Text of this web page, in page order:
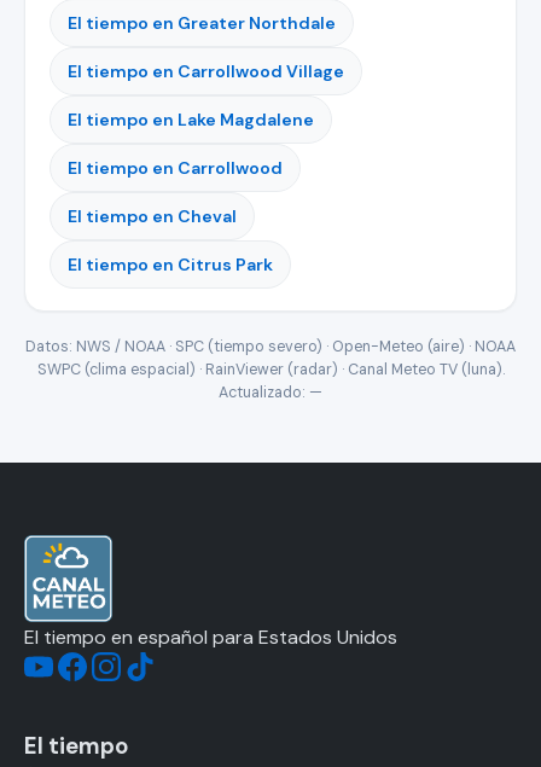
El tiempo en Greater Northdale
El tiempo en Carrollwood Village
El tiempo en Lake Magdalene
El tiempo en Carrollwood
El tiempo en Cheval
El tiempo en Citrus Park
Datos: NWS / NOAA · SPC (tiempo severo) · Open-Meteo (aire) · NOAA
SWPC (clima espacial) · RainViewer (radar) · Canal Meteo TV (luna).
Actualizado: —
El tiempo en español para Estados Unidos
El tiempo